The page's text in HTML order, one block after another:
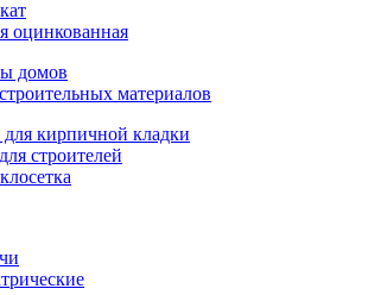
оцинкованная
домов
материалов
для кирпичной кладки
строителей